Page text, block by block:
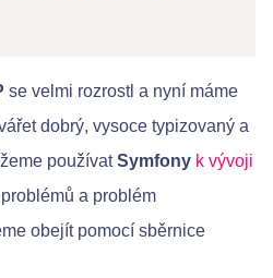
se velmi rozrostl a nyní máme
dobrý, vysoce typizovaný a
používatSymfony k vývoji
a problém
obejít pomocí sběrnice